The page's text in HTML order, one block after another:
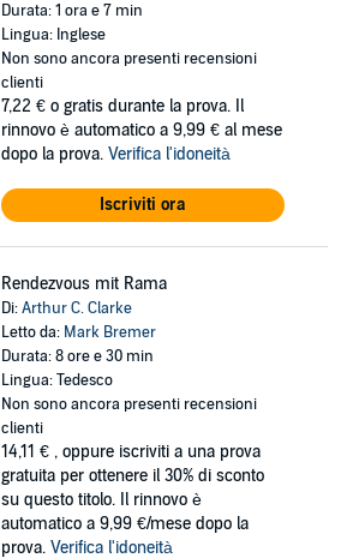
Durata: 1 ora e 7 min
Lingua: Inglese
Non sono ancora presenti recensioni
clienti
7,22 € o gratis durante la prova. Il
rinnovo è automatico a 9,99 € al mese
dopo la prova. Verifica l'idoneità
Iscriviti ora
Rendezvous mit Rama
Di:Arthur C. Clarke
Letto da: Mark Bremer
Durata: 8 ore e 30 min
Lingua: Tedesco
Non sono ancora presenti recensioni
clienti
14,11 € , oppure iscriviti a una prova
gratuita per ottenere il 30% di sconto
su questo titolo. Il rinnovo è
automatico a 9,99 €/mese dopo la
prova. Verifica l'idoneità